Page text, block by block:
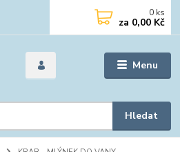
Menu
Hledat
0 ks
za 0,00 Kč